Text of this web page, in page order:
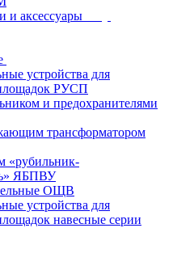
и аксессуары
устройства для
РУСП
и предохранителями
трансформатором
«рубильник-
ЯБПВУ
ОЩВ
устройства для
навесные серии